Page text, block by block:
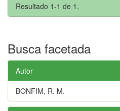
Resultado 1-1 de 1.
Busca facetada
Autor
BONFIM, R. M.